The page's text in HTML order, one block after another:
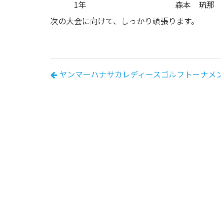
1年
森本 琉那
次の大会に向けて、しっかり頑張ります。
ヤンマーハナサカレディースゴルフトーナメ